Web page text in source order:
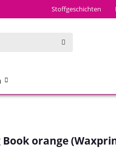
Stoffgeschichten
Book orange